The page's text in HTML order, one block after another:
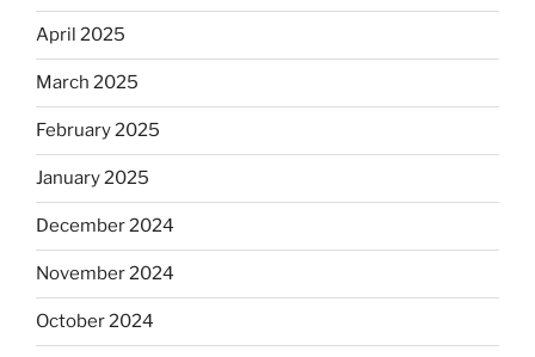
April 2025
March 2025
February 2025
January 2025
December 2024
November 2024
October 2024